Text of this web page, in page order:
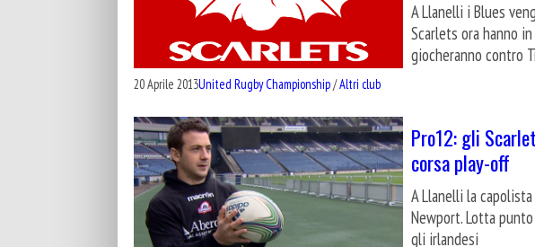
A Llanelli i Blues
Scarlets ora hanno
giocheranno contro
20 Aprile 2013United Rugby Championship/Altri club
Pro12: gli
corsa play-off
A Llanelli la
Newport. Lotta
gli irlandesi